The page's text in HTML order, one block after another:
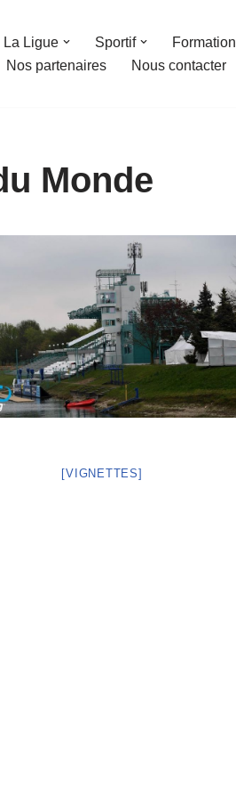
La Ligue Sportif Formation
Nos partenaires Nous contacter
Monde
[VIGNETTES]